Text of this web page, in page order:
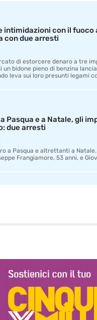
intimidazioni con il fuoco
con due arresti
di estorcere denaro a tre
un bidone pieno di benzina
leva sui loro presunti legami
Pasqua e a Natale, gli
due arresti
a Pasqua e altrettanti a
Frangiamore, 53 anni, e